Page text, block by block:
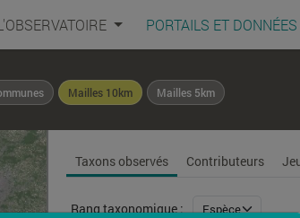
PORTAILS ET DONNÉES
Mailles 10km Mailles 5km
Taxons observés Contributeurs
Rang taxonomique :